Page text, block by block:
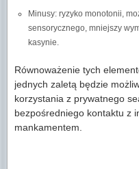
Minusy: ryzyko monotonii,
sensorycznego, mniejszy
kasynie.
Równoważenie tych
jednych zaletą będzie
korzystania z prywatnego
bezpośredniego kontaktu z
mankamentem.